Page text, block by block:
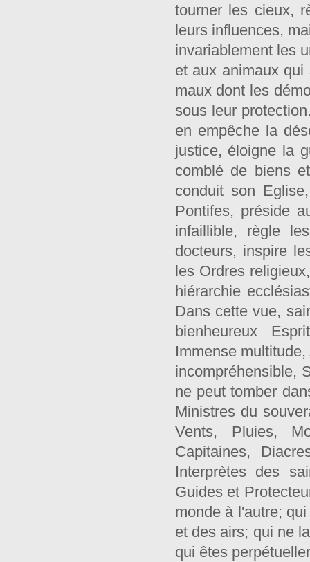
tourner les cieux,
leurs influences,
invariablement les
et aux animaux
maux dont les
sous leur
en empêche la
justice, éloigne la
comblé de biens
conduit son
Pontifes, préside
infaillible, règle
docteurs, inspire
les Ordres
hiérarchie
Dans cette vue,
bienheureux
Immense
incompréhensible,
ne peut tomber
Ministres du
Vents, Pluies,
Capitaines,
Interprètes des
Guides et
monde à l'autre;
et des airs; qui ne
qui êtes